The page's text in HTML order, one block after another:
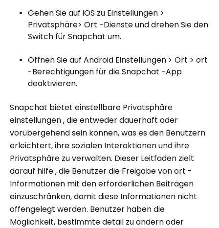
Gehen Sie auf iOS zu Einstellungen >
Privatsphäre> Ort -Dienste und drehen Sie den
Switch für Snapchat um.
Öffnen Sie auf Android Einstellungen > Ort > ort
-Berechtigungen für die Snapchat -App
deaktivieren.
Snapchat bietet einstellbare Privatsphäre
einstellungen , die entweder dauerhaft oder
vorübergehend sein können, was es den Benutzern
erleichtert, ihre sozialen Interaktionen und ihre
Privatsphäre zu verwalten. Dieser Leitfaden zielt
darauf hilfe , die Benutzer die Freigabe von ort -
Informationen mit den erforderlichen Beiträgen
einzuschränken, damit diese Informationen nicht
offengelegt werden. Benutzer haben die
Möglichkeit, bestimmte detail zu ändern oder